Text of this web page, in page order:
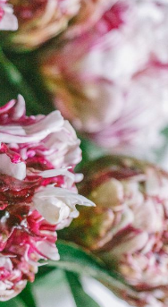
にお届けする商品を撮
どうしても色味やサイ
るだけ写真のイメージ
でチェックをしていま